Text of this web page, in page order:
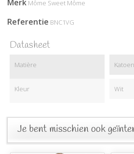
Merk Môme Sweet Môme
Referentie BNC1VG
Datasheet
Matière Katoen
Kleur Wit
Je bent misschien ook